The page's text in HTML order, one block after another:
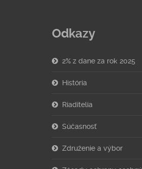
Odkazy
2% z dane za rok 2025
História
Riaditelia
Súčasnosť
Združenie a výbor